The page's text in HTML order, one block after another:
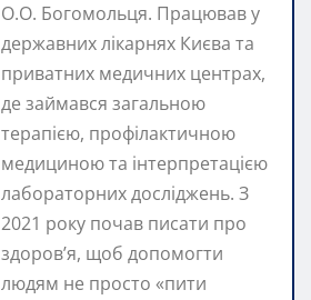
О.О. Богомольця. Працював у
державних лікарнях Києва та
приватних медичних центрах,
де займався загальною
терапією, профілактичною
медициною та інтерпретацією
лабораторних досліджень. З
2021 року почав писати про
здоров’я, щоб допомогти
людям не просто «пити